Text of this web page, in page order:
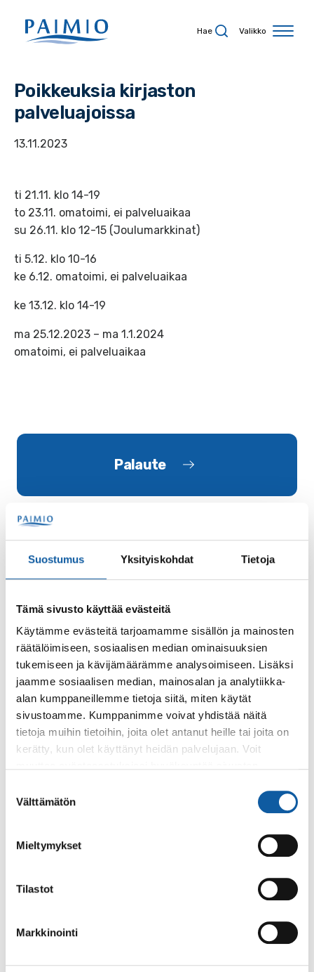
Suostumus Yksityiskohdat Tietoja
Tämä sivusto käyttää evästeitä
Käytämme evästeitä tarjoamamme sisällön ja mainosten
räätälöimiseen, sosiaalisen median ominaisuuksien
tukemiseen ja kävijämäärämme analysoimiseen. Lisäksi
jaamme sosiaalisen median, mainosalan ja analytiikka-
alan kumppaneillemme tietoja siitä, miten käytät
sivustoamme. Kumppanimme voivat yhdistää näitä
tietoja muihin tietoihin, joita olet antanut heille tai joita on
kerätty, kun olet käyttänyt heidän palvelujaan. Voit
valinta
Välttämätön
Mieltymykset
Tilastot
Markkinointi
Hae Valikko
Poikkeuksia kirjaston
palveluajoissa
13.11.2023
ti 21.11. klo 14-19
to 23.11. omatoimi, ei palveluaikaa
su 26.11. klo 12-15 (Joulumarkkinat)
ti 5.12. klo 10-16
ke 6.12. omatoimi, ei palveluaikaa
ke 13.12. klo 14-19
ma 25.12.2023 – ma 1.1.2024
omatoimi, ei palveluaikaa
Palaute
Käyntiosoite: Vistantie 18
Vaihde: (02) 474 511
Sähköposti:
paimio.kaupunki@paimio.fi
FacebookInstagramYoutube
Karttapalvelu
Ruokalistat, ISS
Ruokalista, Ansku
Avoimet työpaikat